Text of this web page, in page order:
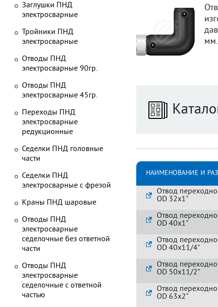
НАИМЕНОВАНИЕ И
Отвод
OD 32x1"
Отвод
OD 40x1"
Отвод
OD 40x11/4"
Отвод
OD 50x11/2"
Отвод
OD 63x2"
Заглушки ПНД
электросварные
Тройники ПНД
электросварные
Отводы ПНД
электросварные 90гр.
Отводы ПНД
электросварные 45гр.
Переходы ПНД
электросварные
редукционные
Седелки ПНД головные
части
Седелки ПНД
электросварные с фрезой
Краны ПНД шаровые
Отводы ПНД
электросварные
седелочные без ответной
части
Отводы ПНД
электросварные
седелочные с ответной
частью